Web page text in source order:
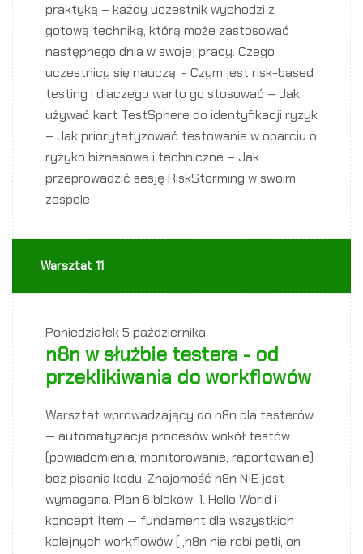
praktyką – każdy uczestnik wychodzi z
gotową techniką, którą może zastosować
następnego dnia w swojej pracy. Czego
uczestnicy się nauczą: - Czym jest risk-based
testing i dlaczego warto go stosować – Jak
używać kart TestSphere do identyfikacji ryzyk
– Jak priorytetyzować testowanie w oparciu o
ryzyko biznesowe i techniczne – Jak
przeprowadzić sesję RiskStorming w swoim
zespole
Warsztat 11
Poniedziałek5 października
n8n w służbie testera - od
przeklikiwania do workflowów
Warsztat wprowadzający do n8n dla testerów
— automatyzacja procesów wokół testów
(powiadomienia, monitorowanie, raportowanie)
bez pisania kodu. Znajomość n8n NIE jest
wymagana. Plan 6 bloków: 1. Hello World i
koncept Item — fundament dla wszystkich
kolejnych workflowów („n8n nie robi pętli, on